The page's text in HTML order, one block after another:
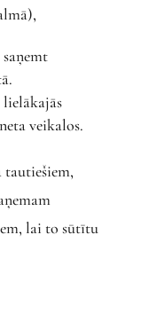
lielākajās
veikalos.
tautiešiem,
lai to sūtītu